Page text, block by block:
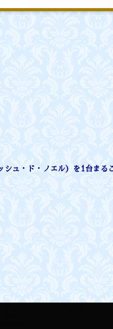
ュ・ド・ノエル）を1台まる